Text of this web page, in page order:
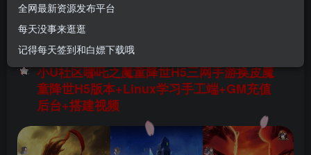
U酱！
1年前更新
小U社区哪吒之魔童降世H5三网手游换皮魔
童降世H5版本+Linux学习手工端+GM充值
后台+搭建视频
全网最新资源发布平台
每天没事来逛逛
记得每天签到和白嫖下载哦